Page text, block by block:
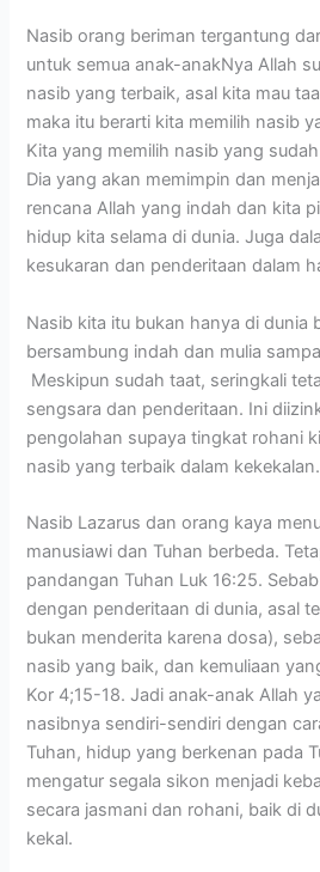
Nasib orang beriman tergantung
untuk semua anak-anakNya Allah
nasib yang terbaik, asal kita mau
maka itu berarti kita memilih nasib
Kita yang memilih nasib yang
Dia yang akan memimpin dan
rencana Allah yang indah dan kita
hidup kita selama di dunia. Juga
kesukaran dan penderitaan dalam
Nasib kita itu bukan hanya di dunia
bersambung indah dan mulia
Meskipun sudah taat, seringkali
sengsara dan penderitaan. Ini
pengolahan supaya tingkat rohani
nasib yang terbaik dalam kekekalan.
Nasib Lazarus dan orang kaya
manusiawi dan Tuhan berbeda.
pandangan Tuhan Luk 16:25.
dengan penderitaan di dunia, asal
bukan menderita karena dosa),
nasib yang baik, dan kemuliaan
Kor 4;15-18. Jadi anak-anak Allah
nasibnya sendiri-sendiri dengan
Tuhan, hidup yang berkenan pada
mengatur segala sikon menjadi
secara jasmani dan rohani, baik di
kekal.